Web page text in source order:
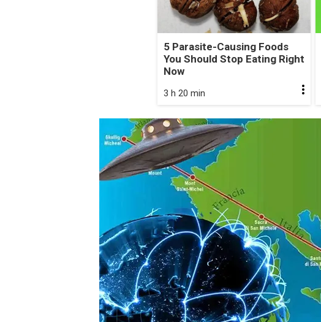
5 Parasite-Causing Foods
You Should Stop Eating Right
Now
3 h 20 min